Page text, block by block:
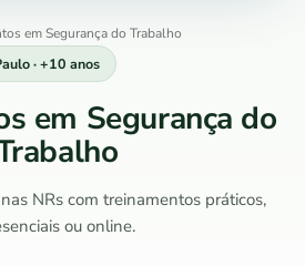
em Segurança do Trabalho
· +10 anos
em Segurança do
NRs com treinamentos práticos,
ou online.